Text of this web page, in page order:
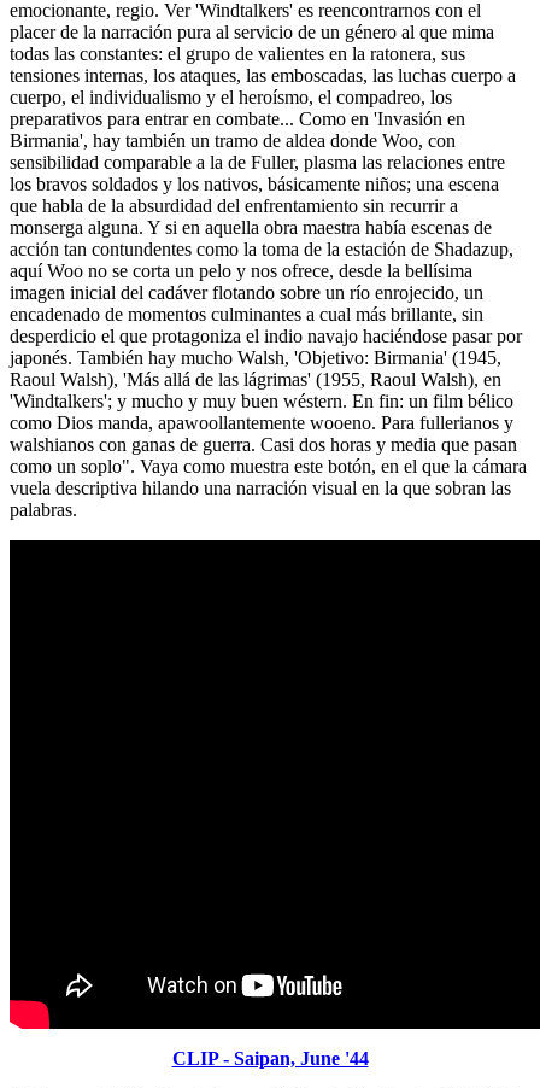
emocionante, regio. Ver 'Windtalkers' es reencontrarnos con el
placer de la narración pura al servicio de un género al que mima
todas las constantes: el grupo de valientes en la ratonera, sus
tensiones internas, los ataques, las emboscadas, las luchas cuerpo a
cuerpo, el individualismo y el heroísmo, el compadreo, los
preparativos para entrar en combate... Como en 'Invasión en
Birmania', hay también un tramo de aldea donde Woo, con
sensibilidad comparable a la de Fuller, plasma las relaciones entre
los bravos soldados y los nativos, básicamente niños; una escena
que habla de la absurdidad del enfrentamiento sin recurrir a
monserga alguna. Y si en aquella obra maestra había escenas de
acción tan contundentes como la toma de la estación de Shadazup,
aquí Woo no se corta un pelo y nos ofrece, desde la bellísima
imagen inicial del cadáver flotando sobre un río enrojecido, un
encadenado de momentos culminantes a cual más brillante, sin
desperdicio el que protagoniza el indio navajo haciéndose pasar por
japonés. También hay mucho Walsh, 'Objetivo: Birmania' (1945,
Raoul Walsh), 'Más allá de las lágrimas' (1955, Raoul Walsh), en
'Windtalkers'; y mucho y muy buen wéstern. En fin: un film bélico
como Dios manda, apawoollantemente wooeno. Para fullerianos y
walshianos con ganas de guerra. Casi dos horas y media que pasan
como un soplo". Vaya como muestra este botón, en el que la cámara
vuela descriptiva hilando una narración visual en la que sobran las
palabras.
CLIP - Saipan, June '44